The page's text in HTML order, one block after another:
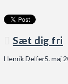
Sæt dig fri
Henrik Delfer5. maj